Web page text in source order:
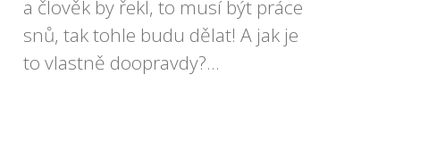
a člověk by řekl, to musí být práce
snů, tak tohle budu dělat! A jak je
to vlastně doopravdy?...